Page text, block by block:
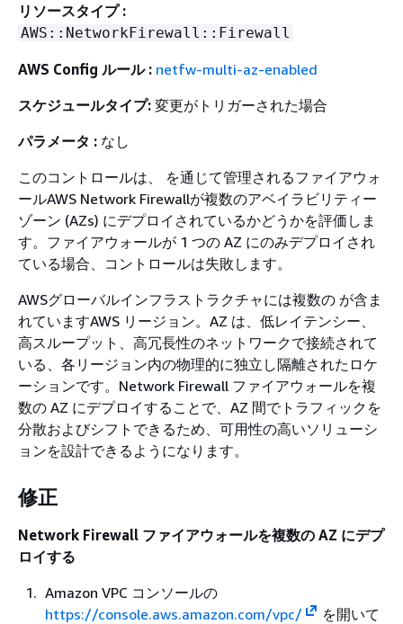
リソースタイプ :
AWS::NetworkFirewall::Firewall
AWS Config ルール : netfw-multi-az-enabled
スケジュールタイプ: 変更がトリガーされた場合
パラメータ : なし
このコントロールは、 を通じて管理されるファイアウォ
ールAWS Network Firewallが複数のアベイラビリティー
ゾーン (AZs) にデプロイされているかどうかを評価しま
す。ファイアウォールが 1 つの AZ にのみデプロイされ
ている場合、コントロールは失敗します。
AWSグローバルインフラストラクチャには複数の が含ま
れていますAWS リージョン。AZ は、低レイテンシー、
高スループット、高冗長性のネットワークで接続されて
いる、各リージョン内の物理的に独立し隔離されたロケ
ーションです。Network Firewall ファイアウォールを複
数の AZ にデプロイすることで、AZ 間でトラフィックを
分散およびシフトできるため、可用性の高いソリューシ
ョンを設計できるようになります。
修正
Network Firewall ファイアウォールを複数の AZ にデプ
ロイする
Amazon VPC コンソールの
https://console.aws.amazon.com/vpc/
を開いて